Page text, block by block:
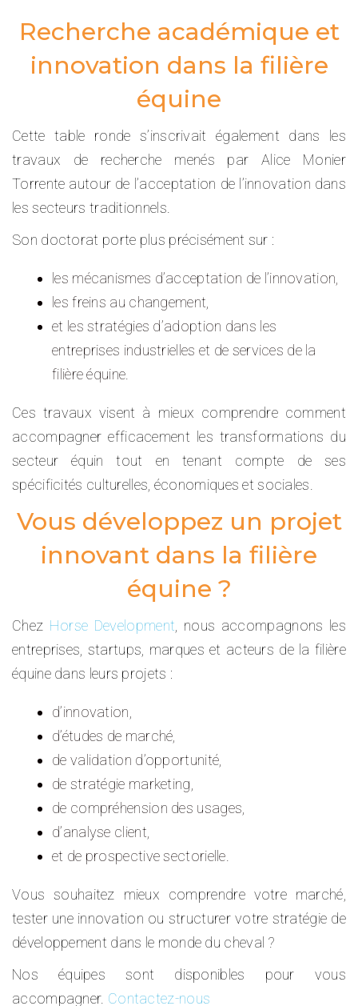
Recherche académique et
innovation dans la filière
équine
Cette table ronde s’inscrivait également dans les
travaux de recherche menés parAlice Monier
Torrente autour de l’acceptation de l’innovation dans
les secteurs traditionnels.
Son doctorat porte plus précisément sur :
les mécanismes d’acceptation de l’innovation,
les freins au changement,
et les stratégies d’adoption dans les
entreprises industrielles et de services de la
filière équine.
Ces travaux visent à mieux comprendre comment
accompagner efficacement les transformations du
secteur équin tout en tenant compte de ses
spécificités culturelles, économiques et sociales.
Vous développez un projet
innovant dans la filière
équine ?
Chez Horse Development , nous accompagnons les
entreprises, startups, marques et acteurs de la filière
équine dans leurs projets :
d’innovation,
d’études de marché,
de validation d’opportunité,
de stratégie marketing,
de compréhension des usages,
d’analyse client,
et de prospective sectorielle.
Vous souhaitez mieux comprendre votre marché,
tester une innovation ou structurer votre stratégie de
développement dans le monde du cheval ?
Nos équipes sont disponibles pour vous
accompagner. Contactez-nous